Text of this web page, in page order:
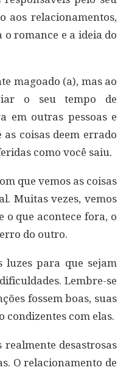
aos relacionamentos,
romance e a ideia do
magoado (a), mas ao
o seu tempo de
em outras pessoas e
coisas deem errado
como você saiu.
que vemos as coisas
Muitas vezes, vemos
o que acontece fora, o
do outro.
luzes para que sejam
Lembre-se
fossem boas, suas
condizentes com elas.
desastrosas
O relacionamento de